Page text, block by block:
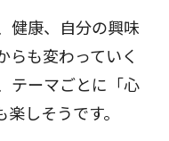
健康、自分の興味
らも変わっていく
テーマごとに「心
しそうです。